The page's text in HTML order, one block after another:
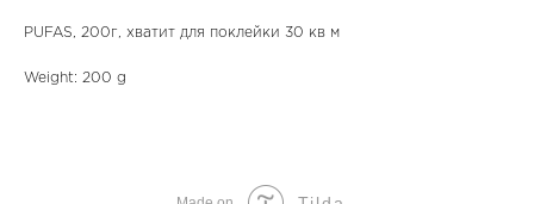
PUFAS, 200г, хватит для поклейки 30 кв м
Weight: 200 g